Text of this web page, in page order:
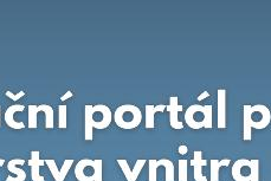
tohoto
cookies